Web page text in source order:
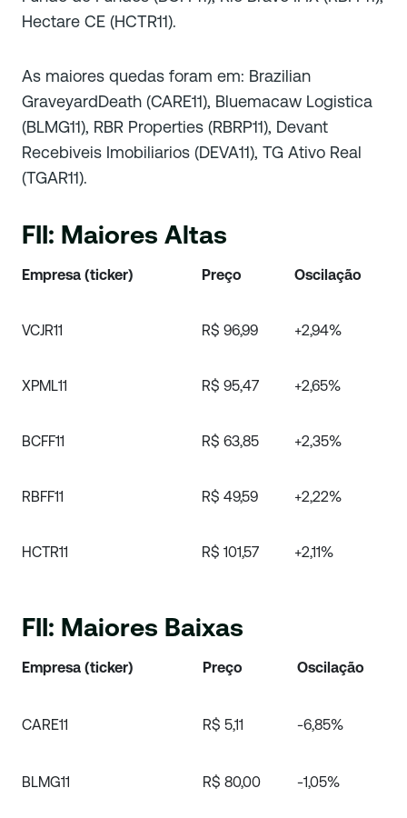
Hectare CE (HCTR11).
As maiores quedas foram em: Brazilian
GraveyardDeath (CARE11), Bluemacaw Logistica
(BLMG11), RBR Properties (RBRP11), Devant
Recebiveis Imobiliarios (DEVA11), TG Ativo Real
(TGAR11).
FII: Maiores Altas
Empresa (ticker) Preço Oscilação
VCJR11 R$ 96,99 +2,94%
XPML11 R$ 95,47 +2,65%
BCFF11 R$ 63,85 +2,35%
RBFF11 R$ 49,59 +2,22%
HCTR11 R$ 101,57 +2,11%
FII: Maiores Baixas
Empresa (ticker) Preço Oscilação
CARE11 R$ 5,11 -6,85%
BLMG11 R$ 80,00 -1,05%